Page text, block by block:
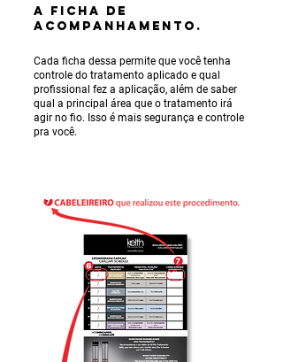
A Ficha de
Acompanhamento.
Cada ficha dessa permite que você tenha
controle do tratamento aplicado e qual
profissional fez a aplicação, além de saber
qual a principal área que o tratamento irá
agir no fio. Isso é mais segurança e controle
pra você.